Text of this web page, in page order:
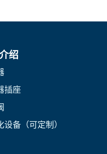
绍
插座
设备（可定制）